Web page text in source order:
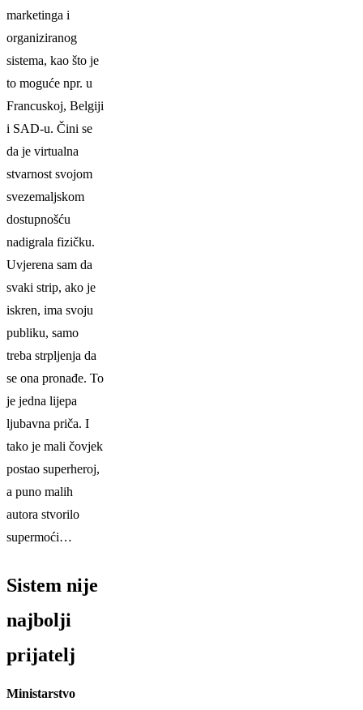
marketinga i
organiziranog
sistema, kao što je
to moguće npr. u
Francuskoj, Belgiji
i SAD-u. Čini se
da je virtualna
stvarnost svojom
svezemaljskom
dostupnošću
nadigrala fizičku.
Uvjerena sam da
svaki strip, ako je
iskren, ima svoju
publiku, samo
treba strpljenja da
se ona pronađe. To
je jedna lijepa
ljubavna priča. I
tako je mali čovjek
postao superheroj,
a puno malih
autora stvorilo
supermoći…
Sistem nije
najbolji
prijatelj
Ministarstvo